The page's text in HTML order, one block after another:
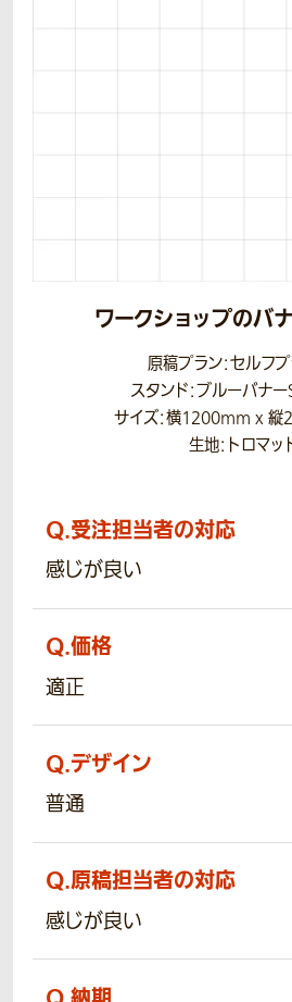
ワークショップのバ
原稿プラン：セルフ
スタンド：ブルーバナ
サイズ：横1200mm x
生地：トロマッ
Q.受注担当者の対応
感じが良い
Q.価格
適正
Q.デザイン
普通
Q.原稿担当者の対応
感じが良い